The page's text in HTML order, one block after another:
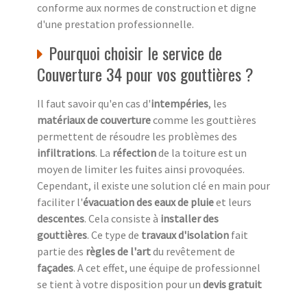
conforme aux normes de construction et digne
d'une prestation professionnelle.
Pourquoi choisir le service de
Couverture 34 pour vos gouttières ?
Il faut savoir qu'en cas d'intempéries, les
matériaux de couverturecomme les gouttières
permettent de résoudre les problèmes des
infiltrations. La réfectionde la toiture est un
moyen de limiter les fuites ainsi provoquées.
Cependant, il existe une solution clé en main pour
faciliter l'évacuation des eaux de pluieet leurs
descentes. Cela consiste à installer des
gouttières. Ce type de travaux d'isolation fait
partie des règles de l'artdu revêtement de
façades. A cet effet, une équipe de professionnel
se tient à votre disposition pour un devis gratuit